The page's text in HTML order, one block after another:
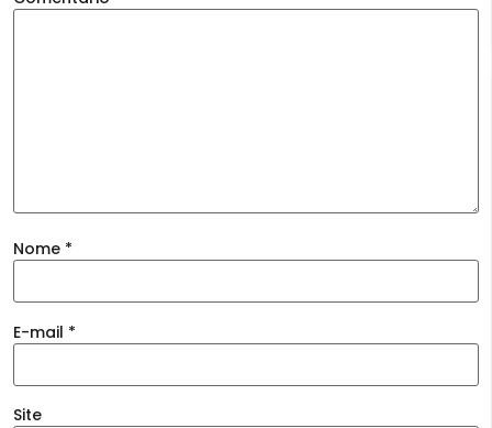
Nome *
E-mail *
Site